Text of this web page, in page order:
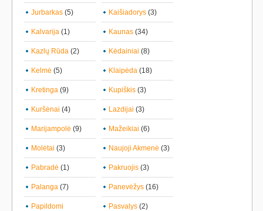
Jurbarkas (5) Kaišiadorys (3)
Kalvarija (1) Kaunas (34)
Kazlų Rūda (2) Kėdainiai (8)
Kelmė (5) Klaipėda (18)
Kretinga (9) Kupiškis (3)
Kuršėnai (4) Lazdijai (3)
Marijampolė (9) Mažeikiai (6)
Molėtai (3) Naujoji Akmenė (3)
Pabradė (1) Pakruojis (3)
Palanga (7) Panevėžys (16)
Papildomi
Pasvalys (2)